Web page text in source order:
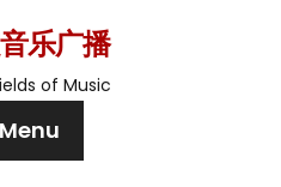
乐广播
of Music
Menu